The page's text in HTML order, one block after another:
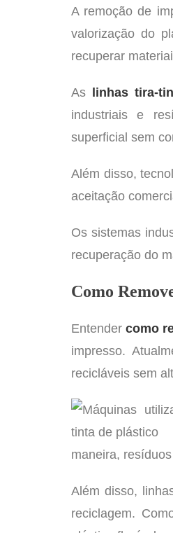
A remoção de
valorização do
recuperar
As linhas tira-
industriais e
superficial sem
Além disso,
aceitação
Os sistemas
recuperação do
Como
Entendercomo
impresso.
recicláveis sem
maneira,
Além disso,
reciclagem.